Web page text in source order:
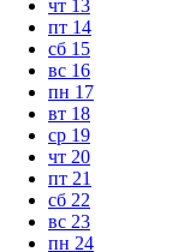
чт 13
пт 14
сб 15
вс 16
пн 17
вт 18
ср 19
чт 20
пт 21
сб 22
вс 23
пн 24